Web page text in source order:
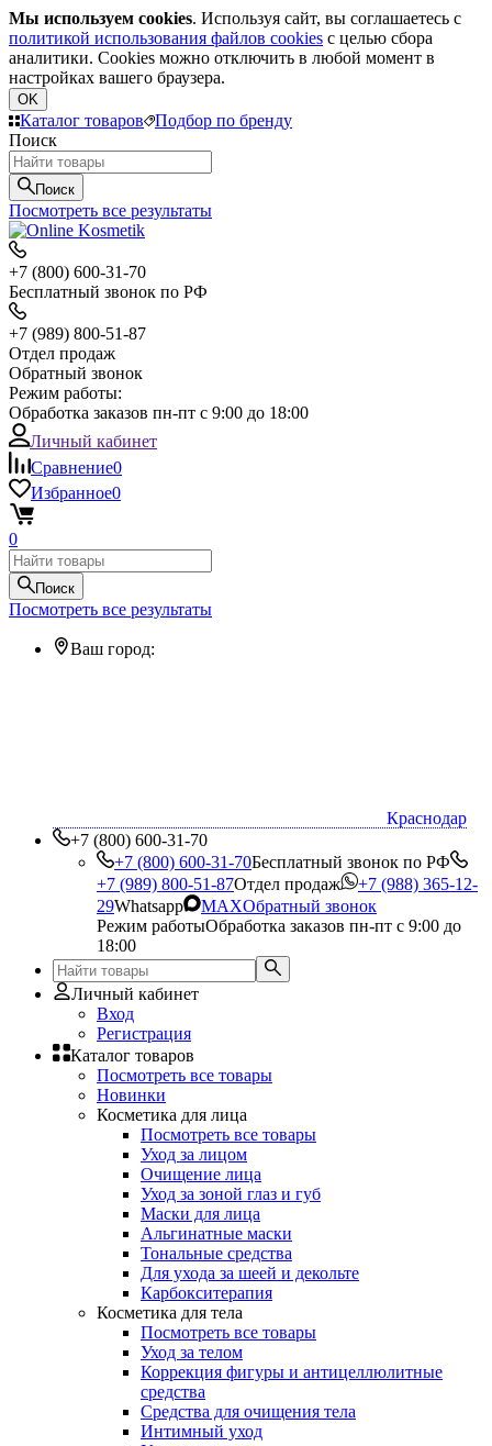
Мы используем cookies. Используя сайт, вы соглашаетесь с
политикой использования файлов cookies с целью сбора
аналитики. Cookies можно отключить в любой момент в
настройках вашего браузера.
OK
Каталог товаров
Подбор по бренду
Поиск
Поиск
Посмотреть все результаты
+7 (800) 600-31-70
Бесплатный звонок по РФ
+7 (989) 800-51-87
Отдел продаж
Обратный звонок
Режим работы:
Обработка заказов пн-пт с 9:00 до 18:00
Личный кабинет
Сравнение0
Избранное0
0
Поиск
Посмотреть все результаты
Ваш город:
Краснодар
+7 (800) 600-31-70
+7 (800) 600-31-70Бесплатный звонок по РФ
+7 (989) 800-51-87Отдел продаж
+7 (988) 365-12-
29Whatsapp MAXОбратный звонок
Режим работыОбработка заказов пн-пт с 9:00 до
18:00
Личный кабинет
Вход
Регистрация
Каталог товаров
Посмотреть все товары
Новинки
Косметика для лица
Посмотреть все товары
Уход за лицом
Очищение лица
Уход за зоной глаз и губ
Маски для лица
Альгинатные маски
Тональные средства
Для ухода за шеей и декольте
Карбокситерапия
Косметика для тела
Посмотреть все товары
Уход за телом
Коррекция фигуры и антицеллюлитные
средства
Средства для очищения тела
Интимный уход